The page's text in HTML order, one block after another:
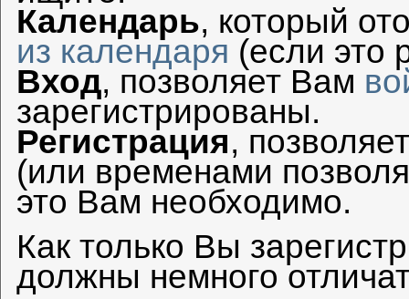
Календарь, который
из календаря (если это
Вход, позволяет Вам
зарегистрированы.
Регистрация,
(или временами
это Вам необходимо.
Как только Вы
должны немного